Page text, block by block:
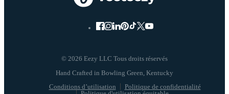
© 2026 Eezy LLC Tous droits réservés
Conditions d’utilisation
Politique de confidentialité